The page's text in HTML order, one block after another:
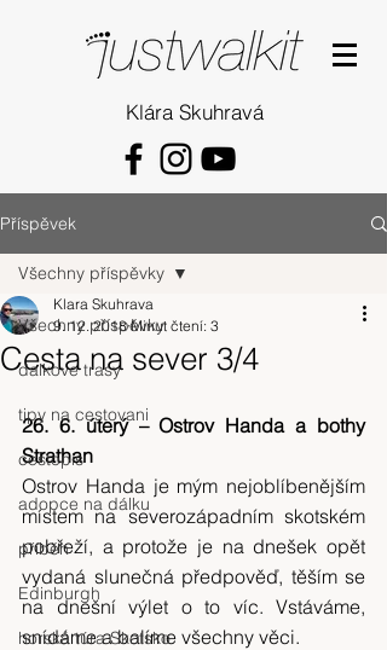
Klára Skuhravá
Příspěvek
Všechny příspěvky
dalkove trasy
tipy na cestovani
cestopis
adopce na dálku
příběh
Edinburgh
horská túra Skotsko
Všechny příspěvky
Cesta na sever 3/4
Klara Skuhrava
9. 12. 2018 Minut čtení: 3
26. 6. úterý – Ostrov Handa a bothy
Strathan
Ostrov Handa je mým nejoblíbenějším
místem na severozápadním skotském
pobřeží, a protože je na dnešek opět
vydaná slunečná předpověď, těším se
na dnešní výlet o to víc. Vstáváme,
snídáme a balíme všechny věci.